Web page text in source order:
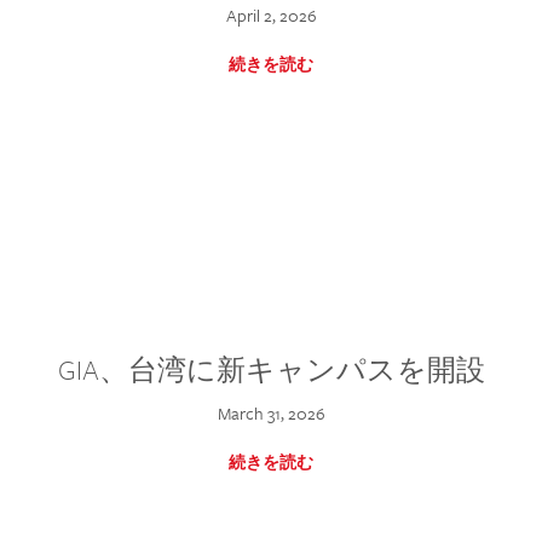
April 2, 2026
続きを読む
GIA、台湾に新キャンパスを開設
March 31, 2026
続きを読む